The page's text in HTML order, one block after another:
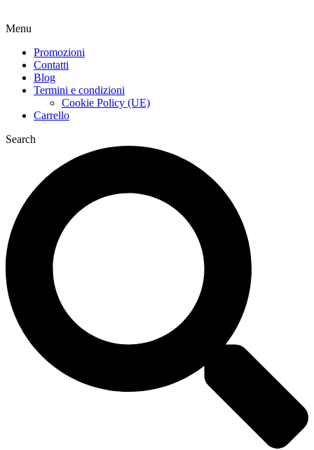
Menu
Promozioni
Contatti
Blog
Termini e condizioni
Cookie Policy (UE)
Carrello
Search